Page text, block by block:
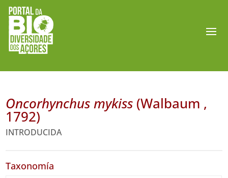
Oncorhynchus mykiss (Walbaum ,
1792)
INTRODUCIDA
Taxonomía